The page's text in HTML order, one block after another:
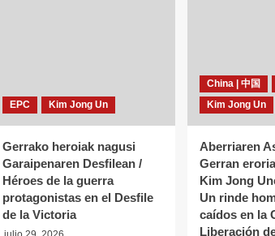
EPC Kim Jong Un
Gerrako heroiak nagusi
Garaipenaren Desfilean /
Héroes de la guerra
protagonistas en el Desfile
de la Victoria
China | 中国
Kim Jong Un
Aberriaren
Gerran
Kim Jong
Un rinde
caídos en la
Liberación